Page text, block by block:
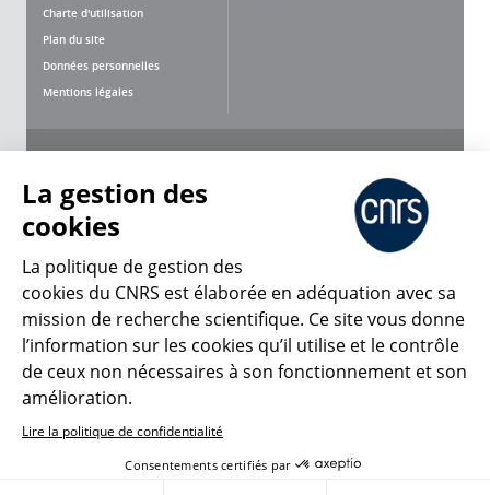
Charte d'utilisation
Plan du site
Données personnelles
Mentions légales
CNRS Le Mag
© 2026, CNRS
Créer un compte Se connecter
Gestion des cookies
La gestion des
cookies
La politique de gestion des
cookies du CNRS est élaborée en adéquation avec sa
mission de recherche scientifique. Ce site vous donne
l’information sur les cookies qu’il utilise et le contrôle
de ceux non nécessaires à son fonctionnement et son
amélioration.
Lire la politique de confidentialité
Consentements certifiés par